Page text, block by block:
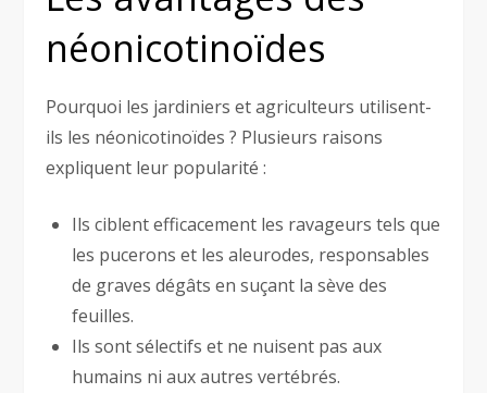
néonicotinoïdes
Pourquoi les jardiniers et agriculteurs utilisent-
ils les néonicotinoïdes ? Plusieurs raisons
expliquent leur popularité :
Ils ciblent efficacement les ravageurs tels que
les pucerons et les aleurodes, responsables
de graves dégâts en suçant la sève des
feuilles.
Ils sont sélectifs et ne nuisent pas aux
humains ni aux autres vertébrés.